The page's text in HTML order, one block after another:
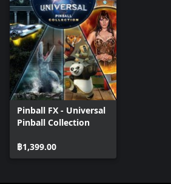
Pinball FX - Universal
Pinball Collection
฿1,399.00